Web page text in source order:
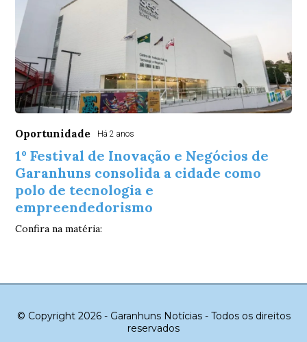
Oportunidade Há 2 anos
1º Festival de Inovação e Negócios de
Garanhuns consolida a cidade como
polo de tecnologia e
empreendedorismo
Confira na matéria:
© Copyright 2026 - Garanhuns Notícias - Todos os direitos
reservados